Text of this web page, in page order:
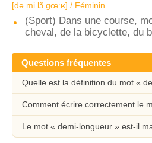
[də.mi.lɔ̃.ɡœːʁ] / Féminin
(Sport) Dans une course,
cheval, de la bicyclette, du
Questions fréquentes
Quelle est la définition du mot «
Comment écrire correctement le
Le mot « demi-longueur » est-il